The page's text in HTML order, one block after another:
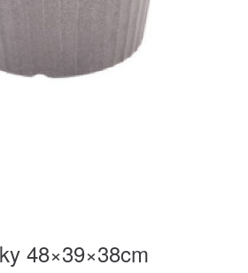
48×39×38cm